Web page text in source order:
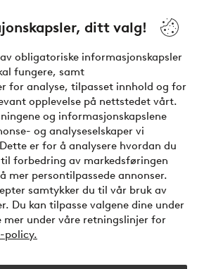
ditt valg!
obligatoriske informasjonskapsler
fungere, samt
for analyse, tilpasset innhold og for
opplevelse på nettstedet vårt.
og informasjonskapslene
og analyseselskaper vi
er for å analysere hvordan du
forbedring av markedsføringen
mer persontilpassede annonser.
samtykker du til vår bruk av
Du kan tilpasse valgene dine under
mer under våre retningslinjer for
policy.
- Betal direkte eller del opp
om våre betalingsalternativer?
elpy